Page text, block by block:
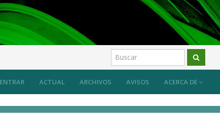
ACTUAL ARCHIVOS AVISOS ACERCA DE
ENTRAR